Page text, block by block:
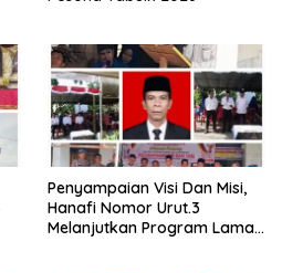
Penyampaian Visi Dan Misi,
Hanafi Nomor Urut.3
Melanjutkan Program Lama